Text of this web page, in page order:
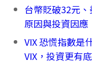
台幣貶破32元
原因與投資因應
VIX 恐慌指數是
VIX，投資更有